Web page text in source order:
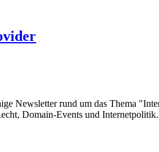
Newsletter rund um das Thema
Domain-Events und Internetpolitik.